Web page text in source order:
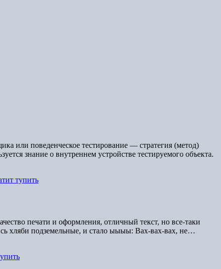
или поведенческое тестирование — стратегия (метод)
знание о внутреннем устройстве тестируемого объекта.
тупить
печати и оформления, отличный текст, но все-таки
хляби подземельные, и стало ыыыы: Вах-вах-вах, не…